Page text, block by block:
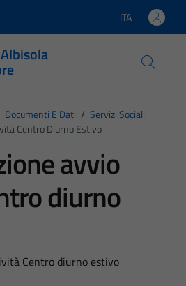
Lingua attiva:
ITA
Documenti E Dati / Servizi Sociali
Centro Diurno Estivo
avvio
diurno
Centro diurno estivo